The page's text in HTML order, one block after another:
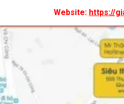
Website: https://